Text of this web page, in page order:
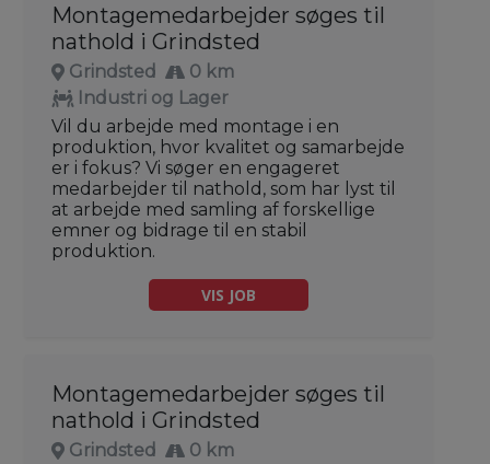
Montagemedarbejder søges til
nathold i Grindsted
Grindsted
0 km
Industri og Lager
Vil du arbejde med montage i en
produktion, hvor kvalitet og samarbejde
er i fokus? Vi søger en engageret
medarbejder til nathold, som har lyst til
at arbejde med samling af forskellige
emner og bidrage til en stabil
produktion.
VIS JOB
Montagemedarbejder søges til
nathold i Grindsted
Grindsted
0 km